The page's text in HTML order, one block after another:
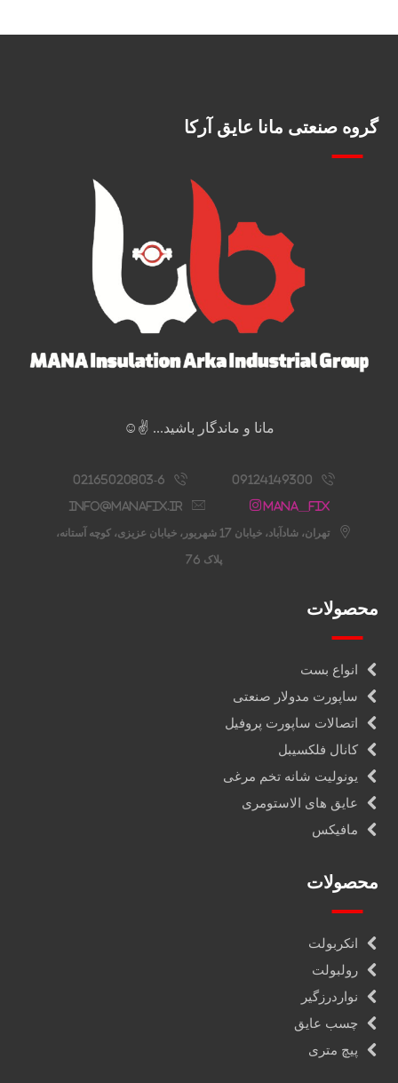
گروه صنعتی مانا عایق آرکا
مانا و ماندگار باشید... ✌️☺️
09124149300
02165020803-6
Mana__fix
info@manafix.ir
تهران، شادآباد، خیابان 17 شهریور، خیابان عزیزی، کوچه آستانه،
پلاک 76
محصولات
انواع بست
ساپورت مدولار صنعتی
اتصالات ساپورت پروفیل
کانال فلکسیبل
یونولیت شانه تخم مرغی
عایق های الاستومری
مافیکس
محصولات
انکربولت
رولبولت
نواردرزگیر
چسب عایق
پیچ متری